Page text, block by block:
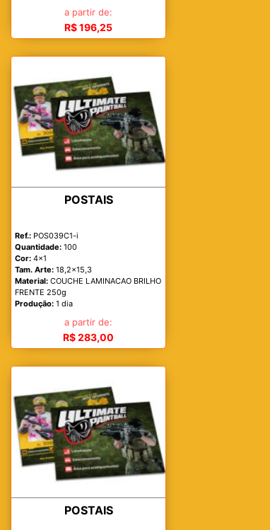
a partir de:
R$ 196,25
POSTAIS
Ref.: POS039C1-i
Quantidade: 100
Cor: 4x1
Tam. Arte: 18,2x15,3
Material: COUCHE LAMINACAO BRILHO
FRENTE 250g
Produção: 1 dia
a partir de:
R$ 283,00
POSTAIS